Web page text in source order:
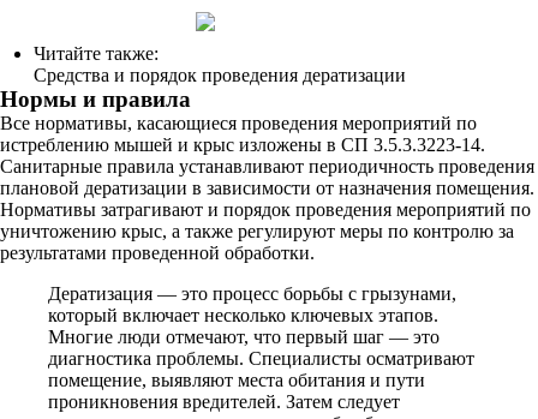
Читайте также:
Средства и порядок проведения дератизации
Нормы и правила
Все нормативы, касающиеся проведения мероприятий по
истреблению мышей и крыс изложены в СП 3.5.3.3223-14.
Санитарные правила устанавливают периодичность проведения
плановой дератизации в зависимости от назначения помещения.
Нормативы затрагивают и порядок проведения мероприятий по
уничтожению крыс, а также регулируют меры по контролю за
результатами проведенной обработки.
Дератизация — это процесс борьбы с грызунами,
который включает несколько ключевых этапов.
Многие люди отмечают, что первый шаг — это
диагностика проблемы. Специалисты осматривают
помещение, выявляют места обитания и пути
проникновения вредителей. Затем следует